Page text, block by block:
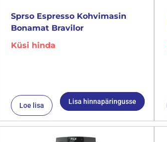
Sprso Espresso Kohvimasin
Bonamat Bravilor
Küsi hinda
Loe lisa Lisa hinnapäringusse